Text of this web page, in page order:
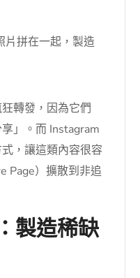
片拼在一起，製造
轉發，因為它們
」。而 Instagram
，讓這類內容很容
Page）擴散到非追
製造稀缺